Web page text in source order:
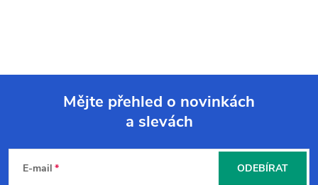
Mějte přehled o novinkách
a slevách
E-mail ODEBÍRAT